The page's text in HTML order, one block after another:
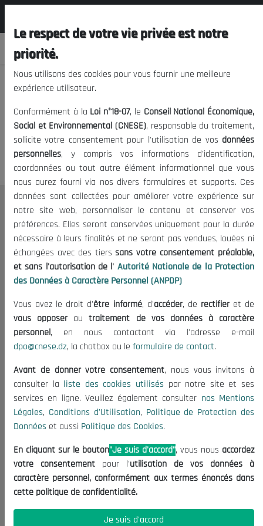
Nous vous prions de nous
excuser, mais l'accès à ce
contenu est restreint.
Le CNESE
A Propos
Le président
Organisation
Publications
Informations utiles
Appels d'offres et Consultations
Mentions Légales
Conditions d'Utilisation
Politique de Protection des Données
Politique des Cookies
Nous Contacter
(+213) 021 98 01 00|01|02
contact@cnese.dz
Suggestions ou Initiatives ?
Newsletter
dernières nouvelles.
Le respect de votre vie privée est notre
priorité.
Nous utilisons des cookies pour vous fournir une meilleure
expérience utilisateur.
Conformément à la Loi n°18-07, le Conseil National Économique,
Social et Environnemental (CNESE), responsable du traitement,
sollicite votre consentement pour l'utilisation de vos données
personnelles, y compris vos informations d'identification,
coordonnées ou tout autre élément informationnel que vous
nous aurez fourni via nos divers formulaires et supports. Ces
données sont collectées pour améliorer votre expérience sur
notre site web, personnaliser le contenu et conserver vos
préférences. Elles seront conservées uniquement pour la durée
nécessaire à leurs finalités et ne seront pas vendues, louées ni
échangées avec des tierssans votre consentement préalable,
et sans l'autorisation de l' Autorité Nationale de la Protection
des Données à Caractère Personnel (ANPDP)
Vous avez le droit d'être informé, d'accéder, de rectifieret de
vous opposerautraitement de vos données à caractère
personnel, en nous contactant via l'adresse e-mail
dpo@cnese.dz, la chatbox ou le formulaire de contact.
Avant de donner votre consentement, nous vous invitons à
consulter la liste des cookies utilisés par notre site et ses
services en ligne. Veuillez également consulter nos Mentions
Légales, Conditions d'Utilisation, Politique de Protection des
Données et aussi Politique des Cookies.
En cliquant sur le bouton"Je suis d'accord", vous nous accordez
votre consentement pour l'utilisation de vos données à
caractère personnel, conformément aux termes énoncés dans
cette politique de confidentialité.
Je suis d'accord